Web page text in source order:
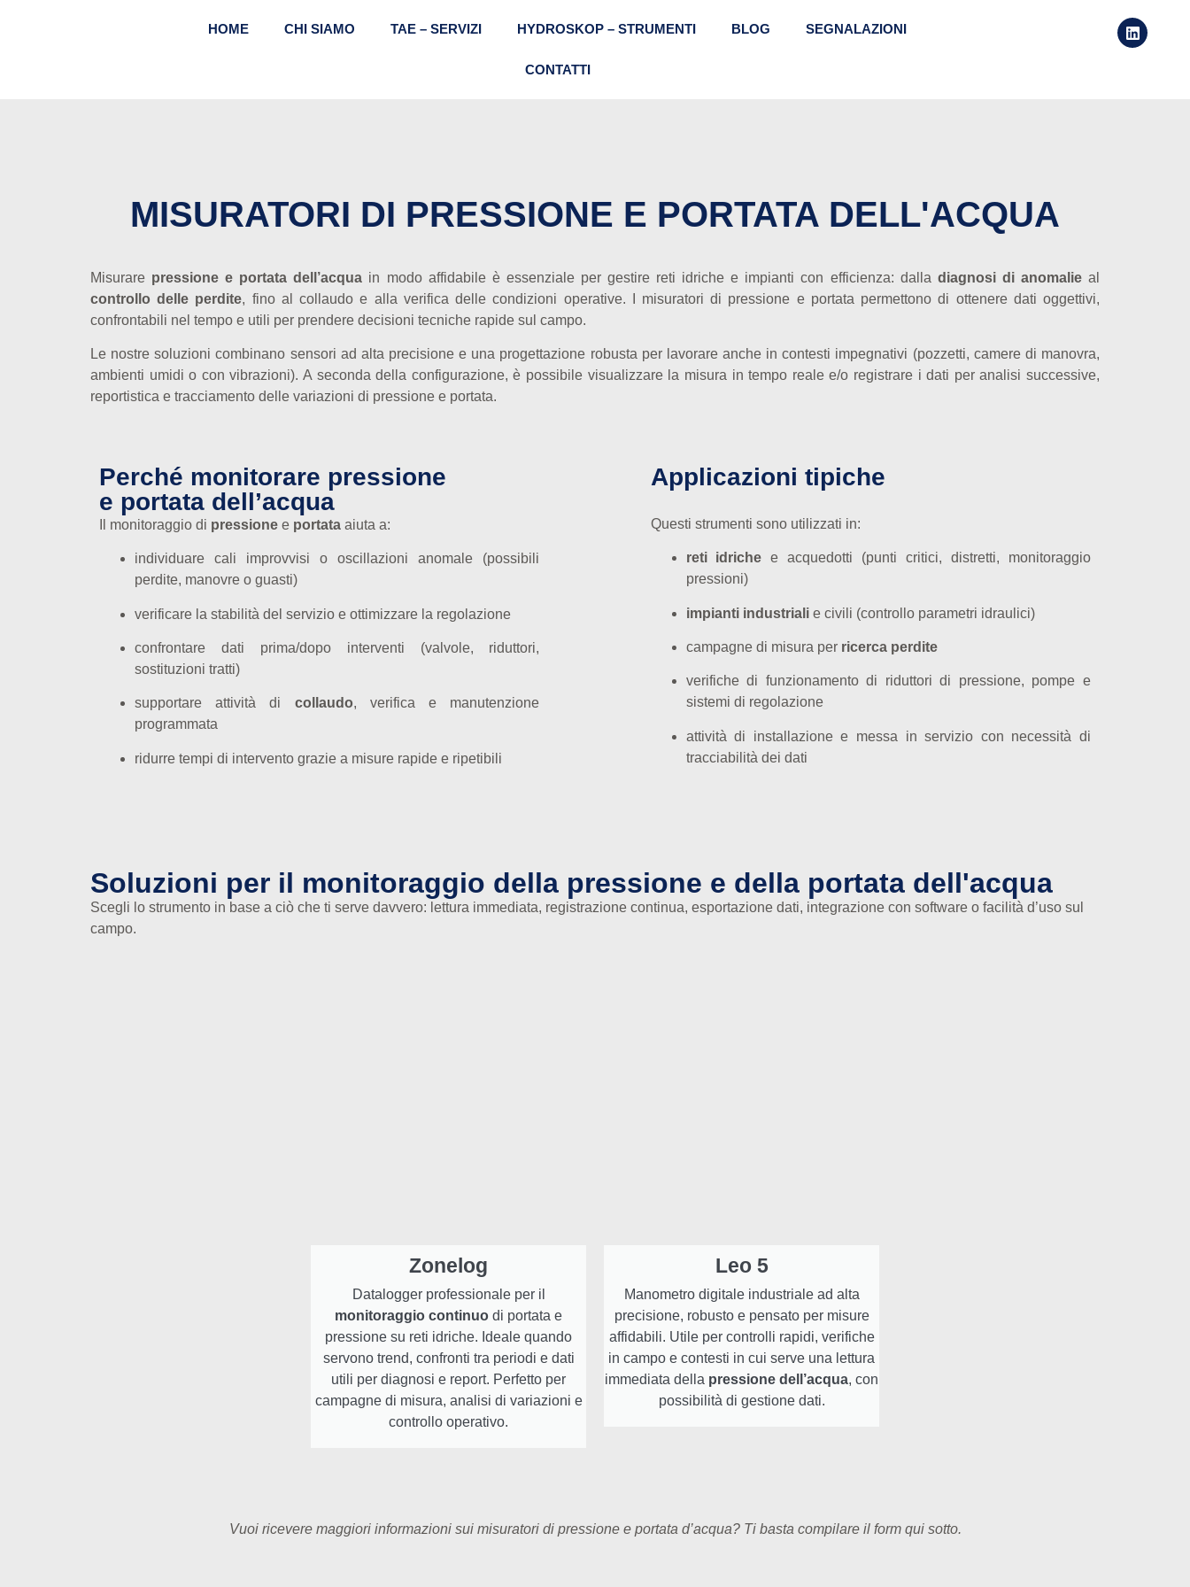
HOME CHI SIAMO TAE – SERVIZI HYDROSKOP – STRUMENTI BLOG SEGNALAZIONI
CONTATTI
MISURATORI DI PRESSIONE E PORTATA DELL'ACQUA
Misurare pressione e portata dell’acqua in modo affidabile è essenziale per gestire reti idriche e impianti con efficienza: dalla diagnosi di anomalieal
controllo delle perdite, fino al collaudo e alla verifica delle condizioni operative. I misuratori di pressione e portata permettono di ottenere dati oggettivi,
confrontabili nel tempo e utili per prendere decisioni tecniche rapide sul campo.
Le nostre soluzioni combinano sensori ad alta precisione e una progettazione robusta per lavorare anche in contesti impegnativi (pozzetti, camere di manovra,
ambienti umidi o con vibrazioni). A seconda della configurazione, è possibile visualizzare la misura in tempo reale e/o registrare i dati per analisi successive,
reportistica e tracciamento delle variazioni di pressione e portata.
Perché monitorare pressione
e portata dell’acqua
Il monitoraggio di pressione e portata aiuta a:
individuare cali improvvisi o oscillazioni anomale (possibili
perdite, manovre o guasti)
verificare la stabilità del servizio e ottimizzare la regolazione
confrontare dati prima/dopo interventi (valvole, riduttori,
sostituzioni tratti)
supportare attività di collaudo, verifica e manutenzione
programmata
ridurre tempi di intervento grazie a misure rapide e ripetibili
Applicazioni tipiche
Questi strumenti sono utilizzati in:
reti idriche e acquedotti (punti critici, distretti, monitoraggio
pressioni)
impianti industrialie civili (controllo parametri idraulici)
campagne di misura per ricerca perdite
verifiche di funzionamento di riduttori di pressione, pompe e
sistemi di regolazione
attività di installazione e messa in servizio con necessità di
tracciabilità dei dati
Soluzioni per il monitoraggio della pressione e della portata dell'acqua
Scegli lo strumento in base a ciò che ti serve davvero: lettura immediata, registrazione continua, esportazione dati, integrazione con software o facilità d’uso sul
campo.
Zonelog
Datalogger professionale per il
monitoraggio continuo di portata e
pressione su reti idriche. Ideale quando
servono trend, confronti tra periodi e dati
utili per diagnosi e report. Perfetto per
campagne di misura, analisi di variazioni e
controllo operativo.
Leo 5
Manometro digitale industriale ad alta
precisione, robusto e pensato per misure
affidabili. Utile per controlli rapidi, verifiche
in campo e contesti in cui serve una lettura
immediata della pressione dell’acqua, con
possibilità di gestione dati.
Vuoi ricevere maggiori informazioni sui misuratori di pressione e portata d’acqua? Ti basta compilare il form qui sotto.